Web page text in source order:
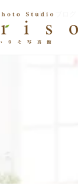
HOME>